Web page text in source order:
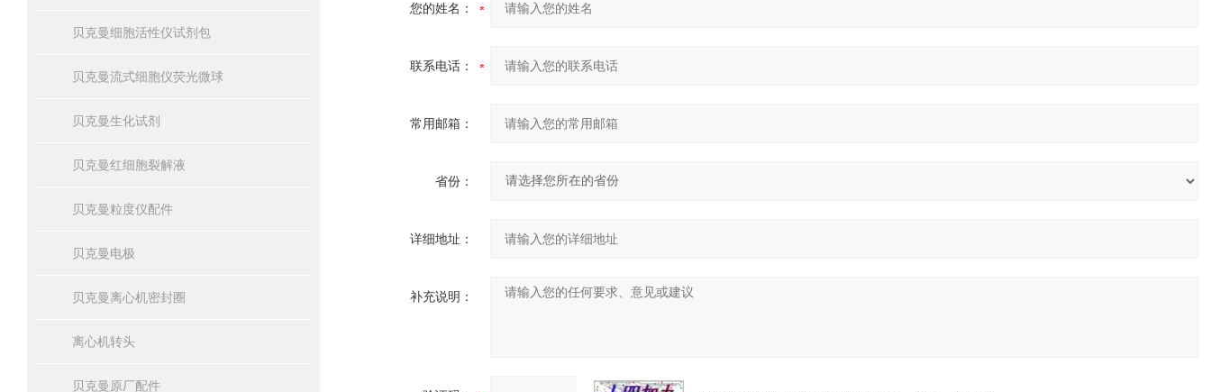
贝克曼细胞活性仪试剂包
贝克曼流式细胞仪荧光微球
贝克曼生化试剂
贝克曼红细胞裂解液
贝克曼粒度仪配件
贝克曼电极
贝克曼离心机密封圈
离心机转头
贝克曼原厂配件
您的姓名：
联系电话：
常用邮箱：
省份：
详细地址：
补充说明：